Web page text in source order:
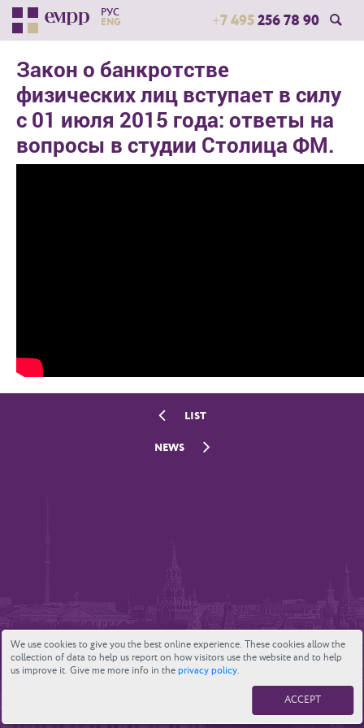
РУС
ENG
+7 495 256 78 90
We use cookies to give you the best online experience. These cookies allow the
collection of data to help us report on how visitors use the website and to help
us improve it. Give me more info in theprivacy policy.
ACCEPT
Закон о банкротстве
физических лиц вступает в силу
с 01 июля 2015 года: ответы на
вопросы в студии Столица ФМ.
LIST
NEWS